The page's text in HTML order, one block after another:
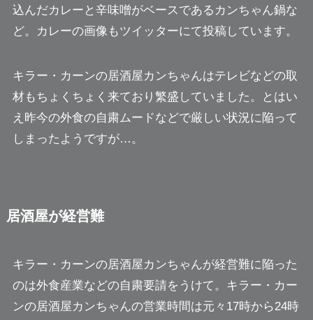
込んだカレーと辛味噌がベースであるカンちゃん鍋な
ど。カレーの画像もツイッターにて投稿しています。
キラー・カーンの居酒屋カンちゃんはテレビなどの取
材もちょくちょく来ており繁盛していました。とはい
え昨今の外食の自粛ムードなどで厳しい状況に陥って
しまったようですが…。
居酒屋が経営難
キラー・カーンの居酒屋カンちゃんが経営難に陥った
のは外食産業などの自粛要請をうけて。キラー・カー
ンの居酒屋カンちゃんの営業時間は元々17時から24時